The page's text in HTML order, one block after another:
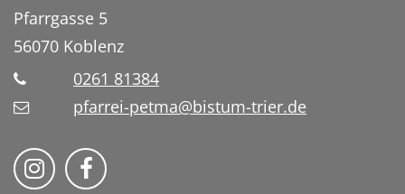
Pfarrgasse 5
56070 Koblenz
0261 81384
pfarrei-petma@bistum-trier.de
Bistum Trier auf Instragram
Bistum Trier auf Facebook